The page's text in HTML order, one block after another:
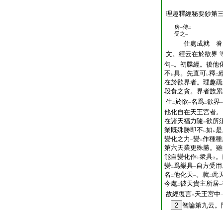
理趣釋經秘要鈔第
房一傳二
受之 一
住處成就 眷
文。經云在於欲界
句一。初牒經。後他
不 レ具。先直可レ釋二
在於欲界者。理趣
段食之貪。界者族
生 二於欲一名爲二欲界一
他化自在天王宮者
在諸天福力隨 二欲所
業既殊勝即不 レ如 レ
變化之力 一變二作種
第六天業更殊勝。雖
能自變化作中衆具 上
變二爲樂具一自方受
名 二他化天一。就二 此
今處 二彼天貴主所居一
故經復言二 天王宮中一
2 智論第九云。